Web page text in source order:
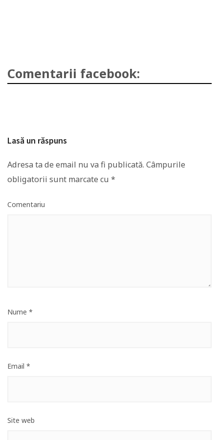
Comentarii facebook:
Lasă un răspuns
Adresa ta de email nu va fi publicată. Câmpurile
obligatorii sunt marcate cu *
Comentariu
Nume *
Email *
Site web